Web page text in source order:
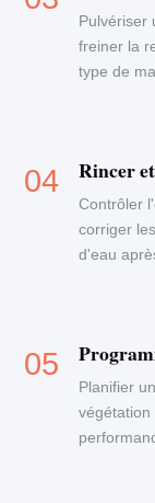
Pulvériser
freiner la
type de
Rincer
Contrôler
corriger
d'eau
Planifier